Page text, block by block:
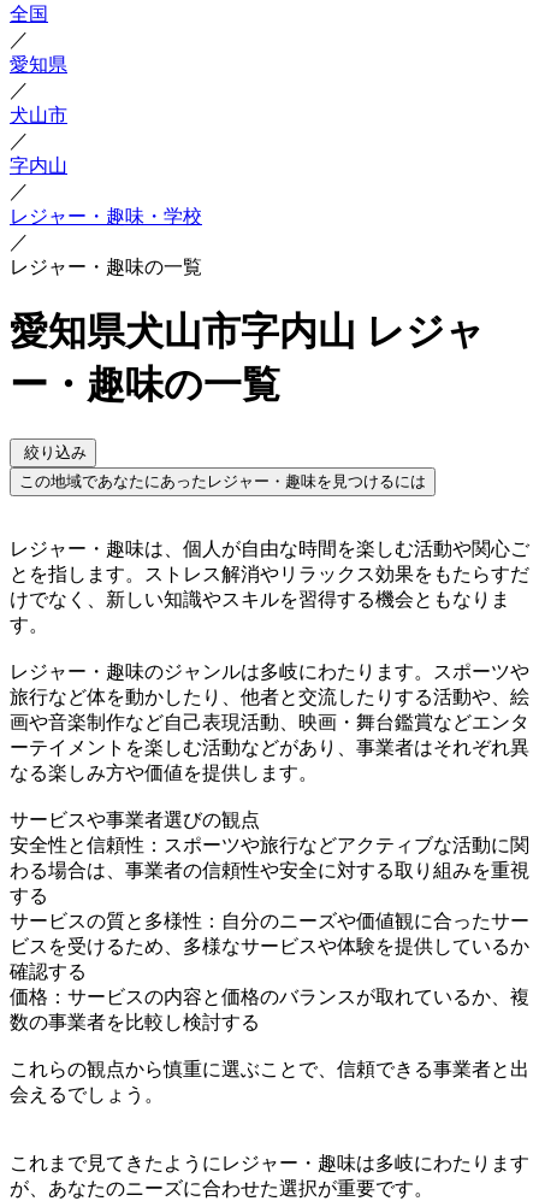
全国
／
愛知県
／
犬山市
／
字内山
／
レジャー・趣味・学校
／
レジャー・趣味の一覧
愛知県犬山市字内山 レジャ
ー・趣味の一覧
絞り込み
この地域であなたにあったレジャー・趣味を見つけるには
レジャー・趣味は、個人が自由な時間を楽しむ活動や関心ご
とを指します。ストレス解消やリラックス効果をもたらすだ
けでなく、新しい知識やスキルを習得する機会ともなりま
す。
レジャー・趣味のジャンルは多岐にわたります。スポーツや
旅行など体を動かしたり、他者と交流したりする活動や、絵
画や音楽制作など自己表現活動、映画・舞台鑑賞などエンタ
ーテイメントを楽しむ活動などがあり、事業者はそれぞれ異
なる楽しみ方や価値を提供します。
サービスや事業者選びの観点
安全性と信頼性：スポーツや旅行などアクティブな活動に関
わる場合は、事業者の信頼性や安全に対する取り組みを重視
する
サービスの質と多様性：自分のニーズや価値観に合ったサー
ビスを受けるため、多様なサービスや体験を提供しているか
確認する
価格：サービスの内容と価格のバランスが取れているか、複
数の事業者を比較し検討する
これらの観点から慎重に選ぶことで、信頼できる事業者と出
会えるでしょう。
これまで見てきたようにレジャー・趣味は多岐にわたります
が、あなたのニーズに合わせた選択が重要です。